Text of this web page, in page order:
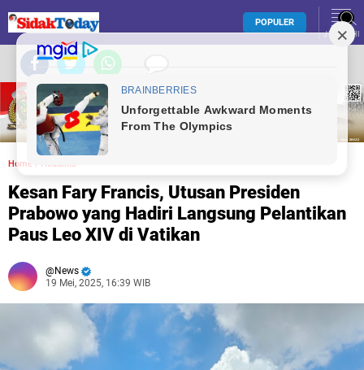
POPULER
JELAJAHI
Home / Headline
Kesan Fary Francis, Utusan Presiden
Prabowo yang Hadiri Langsung Pelantikan
Paus Leo XIV di Vatikan
News
19 Mei, 2025, 16:39 WIB